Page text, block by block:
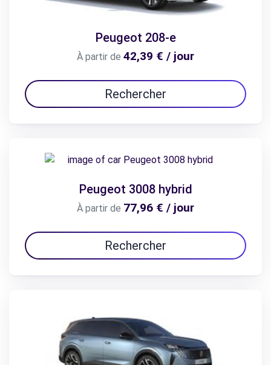
Peugeot 208-e
À partir de 42,39 € / jour
Rechercher
Peugeot 3008 hybrid
À partir de 77,96 € / jour
Rechercher